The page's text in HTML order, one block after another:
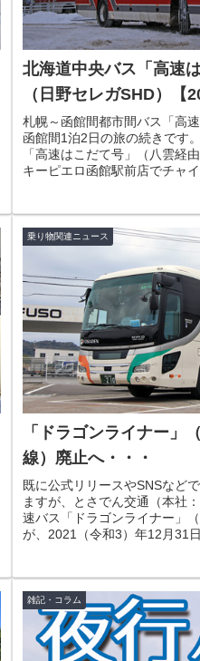
北海道中央バス「高速
（日野セレガSHD）【
札幌～函館間都市間バス「高
函館間1泊2日の旅の続きです
「高速はこだて号」（八雲経
キーピエロ函館駅前店でチャ
乗り物関連ニュース
「ドラゴンライナー」
線）廃止へ・・・
既に公式リリースやSNSなど
ますが、とさでん交通（本社
速バス「ドラゴンライナー」
が、2021（令和3）年12月31
雑記・コラム